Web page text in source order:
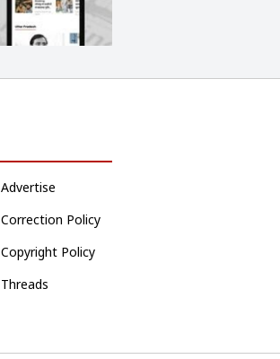
Advertise
Correction Policy
Copyright Policy
Threads